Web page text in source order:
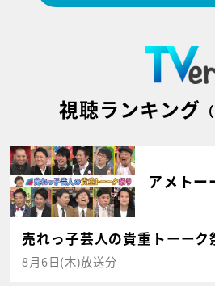
視聴ランキング
アメトー
売れっ子芸人の貴重トーー
8月6日(木)放送分